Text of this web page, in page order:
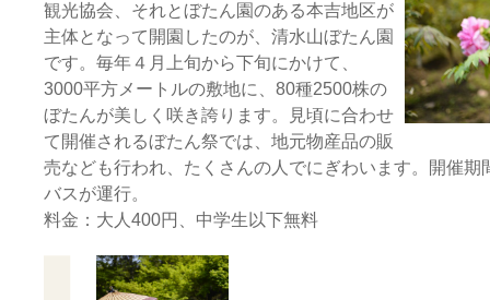
観光協会、それとぼたん園のある本吉地区が
主体となって開園したのが、清水山ぼたん園
です。毎年４月上旬から下旬にかけて、
3000平方メートルの敷地に、80種2500株の
ぼたんが美しく咲き誇ります。見頃に合わせ
て開催されるぼたん祭では、地元物産品の販
売なども行われ、たくさんの人でにぎわいます。開催期
バスが運行。
料金：大人400円、中学生以下無料